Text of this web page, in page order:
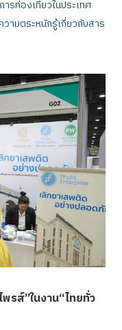
รท่องเที่ยวในประเทศ
ามตระหนักรู้เกี่ยวกับสาร
รส์”ในงาน“ไทยทั่ว